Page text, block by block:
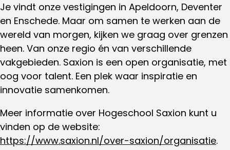
Je vindt onze vestigingen in Apeldoorn, Deventer
en Enschede. Maar om samen te werken aan de
wereld van morgen, kijken we graag over grenzen
heen. Van onze regio én van verschillende
vakgebieden. Saxion is een open organisatie, met
oog voor talent. Een plek waar inspiratie en
innovatie samenkomen.
Meer informatie over Hogeschool Saxion kunt u
vinden op de website:
https://www.saxion.nl/over-saxion/organisatie.